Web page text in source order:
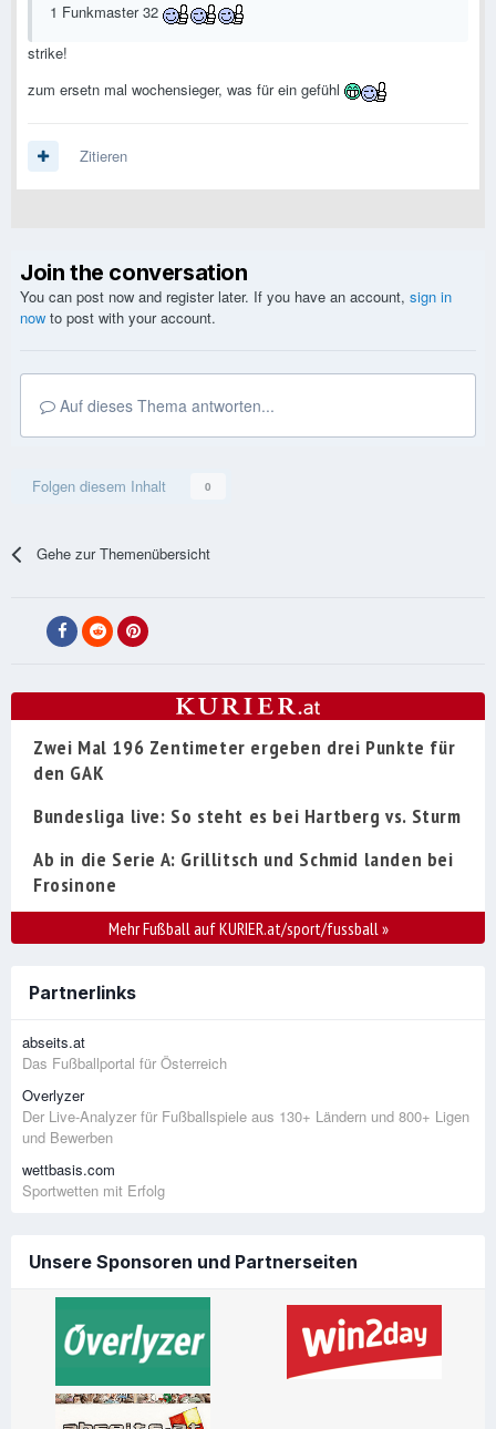
1 Funkmaster 32
strike!
zum ersetn mal wochensieger, was für ein gefühl
Zitieren
Join the conversation
You can post now and register later. If you have an account, sign in
now to post with your account.
Auf dieses Thema antworten...
Folgen diesem Inhalt 0
Gehe zur Themenübersicht
Zwei Mal 196 Zentimeter ergeben drei Punkte für
den GAK
Bundesliga live: So steht es bei Hartberg vs. Sturm
Ab in die Serie A: Grillitsch und Schmid landen bei
Frosinone
Mehr Fußball auf KURIER.at/sport/fussball»
Partnerlinks
abseits.at
Das Fußballportal für Österreich
Overlyzer
Der Live-Analyzer für Fußballspiele aus 130+ Ländern und 800+ Ligen
und Bewerben
wettbasis.com
Sportwetten mit Erfolg
Unsere Sponsoren und Partnerseiten